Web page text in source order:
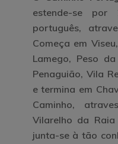
estende-se
português,
Começa em
Lamego, Peso
Penaguião, Vila
e termina em
Caminho,
Vilarelho da
junta-se à tão